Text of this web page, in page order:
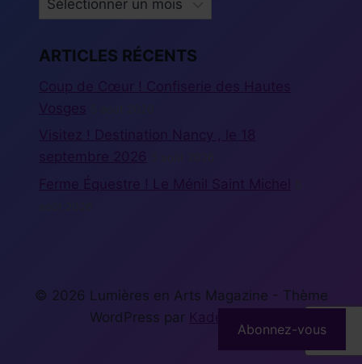
ARTICLES RÉCENTS
© 2026 Lumières en Arts Magazine - Thème
WordPress par
Abonnez-vous